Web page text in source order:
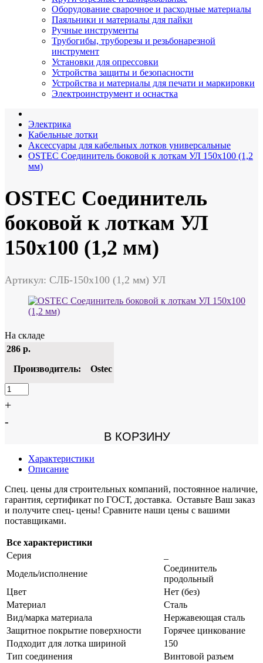
Оборудование сварочное и расходные материалы
Паяльники и материалы для пайки
Ручные инструменты
Трубогибы, труборезы и резьбонарезной
инструмент
Установки для опрессовки
Устройства защиты и безопасности
Устройства и материалы для печати и маркировки
Электроинструмент и оснастка
Электрика
Кабельные лотки
Аксессуары для кабельных лотков универсальные
OSTEC Соединитель боковой к лоткам УЛ 150х100 (1,2
мм)
OSTEC Соединитель
боковой к лоткам УЛ
150х100 (1,2 мм)
Артикул: СЛБ-150х100 (1,2 мм) УЛ
На складе
286 р.
Производитель:
Ostec
+
-
В КОРЗИНУ
Характеристики
Описание
Спец. цены для строительных компаний, постоянное наличие,
гарантия, сертификат по ГОСТ, доставка. Оставьте Ваш заказ
и получите спец- цены! Сравните наши цены с вашими
поставщиками.
Все характеристики
Серия
Модель/исполнение
Соединитель
продольный
Цвет
Нет (без)
Материал
Сталь
Вид/марка материала
Нержавеющая сталь
Защитное покрытие поверхности
Горячее цинкование
Подходит для лотка шириной
150
Тип соединения
Винтовой разъем